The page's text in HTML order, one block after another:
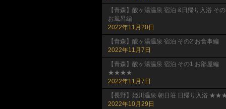
【青森】酸ヶ湯温泉 宿泊 &日帰り入浴 そ
お風呂編
2022年11月20日
【青森】酸ヶ湯温泉 宿泊 その2 お食事編
2022年11月7日
【青森】酸ヶ湯温泉 宿泊 その1 お部屋編
★★★★
2022年11月7日
【長野】姫川温泉 朝日荘 日帰り入浴
2022年10月29日